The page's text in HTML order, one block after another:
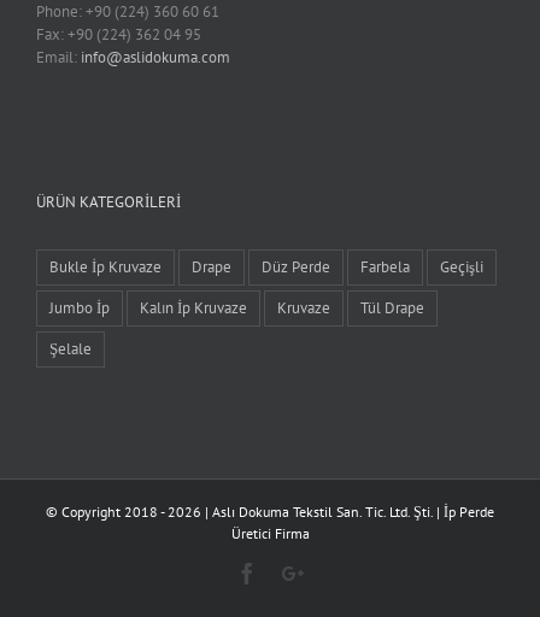
Phone: +90 (224) 360 60 61
Fax: +90 (224) 362 04 95
Email: info@aslidokuma.com
ÜRÜN KATEGORILERI
Bukle İp Kruvaze Drape Düz Perde Farbela
Geçişli
Jumbo İp
Kalın İp Kruvaze Kruvaze
Tül Drape
Şelale
© Copyright 2018 -2026 | Aslı Dokuma Tekstil San. Tic. Ltd. Şti. | İp Perde
Üretici Firma
FacebookGoogle+